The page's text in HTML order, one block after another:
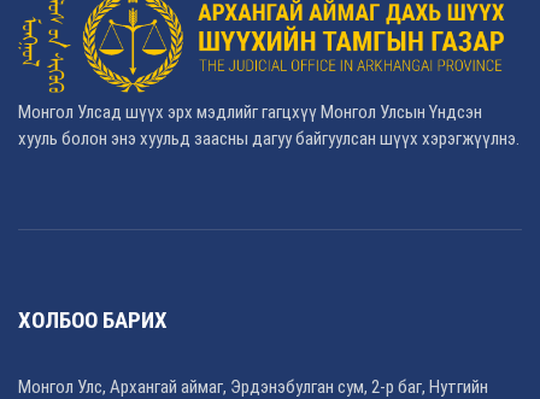
Монгол Улсад шүүх эрх мэдлийг гагцхүү Монгол Улсын Үндсэн
хууль болон энэ хуульд заасны дагуу байгуулсан шүүх хэрэгжүүлнэ.
ХОЛБОО БАРИХ
Монгол Улс, Архангай аймаг, Эрдэнэбулган сум, 2-р баг, Нутгийн